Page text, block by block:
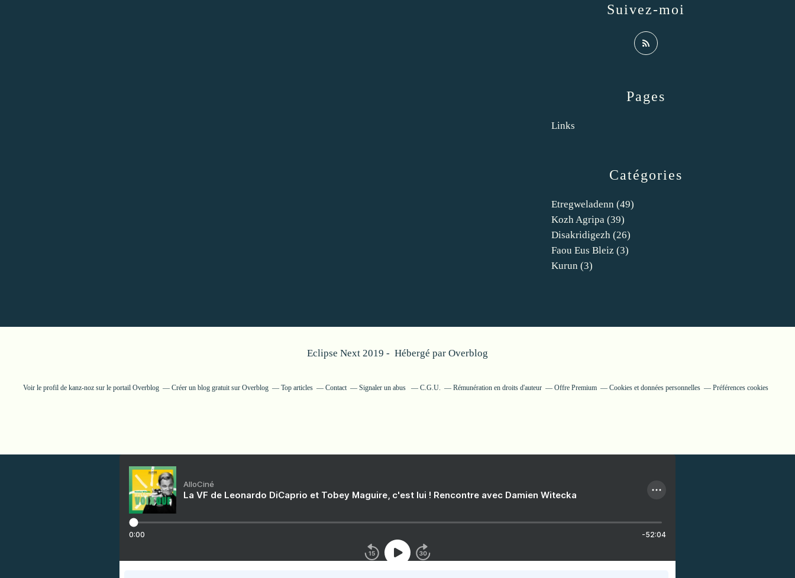
Catégories
Etregweladenn (49)
Kozh Agripa (39)
Disakridigezh (26)
Faou Eus Bleiz (3)
Kurun (3)
Pages
Links
Suivez-moi
Eclipse Next 2019 - Hébergé par Overblog
Voir le profil de kanz-noz sur le portail Overblog Créer un blog gratuit sur Overblog Top articles Contact Signaler un abus C.G.U. Rémunération en droits d'auteur Offre Premium Cookies et données personnelles Préférences cookies
AlloCiné
La VF de Leonardo DiCaprio et Tobey Maguire, c'est lui ! Rencontre avec Damien Witecka
0:00 -52:04